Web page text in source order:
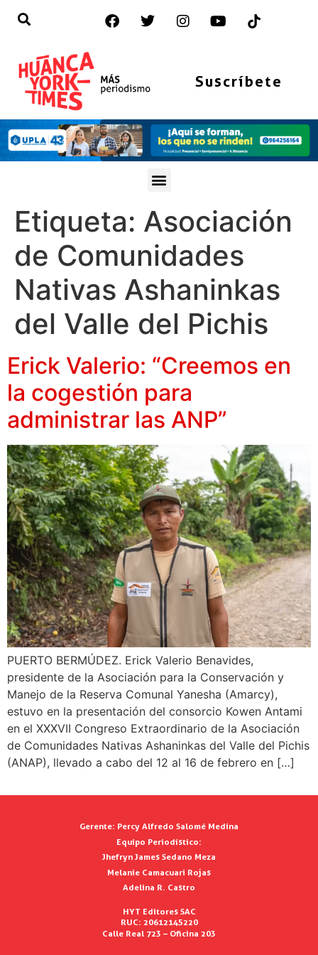
Suscríbete
Etiqueta: Asociación
de Comunidades
Nativas Ashaninkas
del Valle del Pichis
Erick Valerio: “Creemos en
la cogestión para
administrar las ANP”
PUERTO BERMÚDEZ. Erick Valerio Benavides,
presidente de la Asociación para la Conservación y
Manejo de la Reserva Comunal Yanesha (Amarcy),
estuvo en la presentación del consorcio Kowen Antami
en el XXXVII Congreso Extraordinario de la Asociación
de Comunidades Nativas Ashaninkas del Valle del Pichis
(ANAP), llevado a cabo del 12 al 16 de febrero en […]
Gerente: Percy Alfredo Salomé Medina
Equipo Periodístico:
Jhefryn James Sedano Meza
Melanie Camacuari Rojas
Adelina R. Castro
HYT Editores SAC
RUC: 20612145220
Calle Real 723 – Oficina 203